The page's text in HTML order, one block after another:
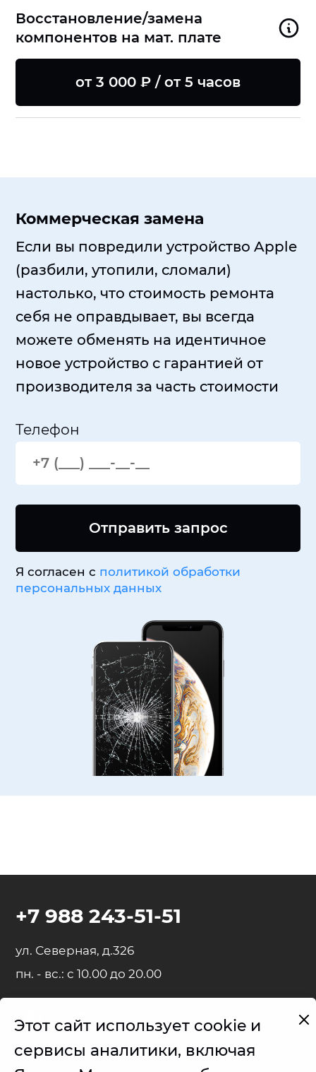
Восстановление/замена
компонентов на мат. плате
от 3 000 ₽ / от 5 часов
Коммерческая замена
Если вы повредили устройство Apple
(разбили, утопили, сломали)
настолько, что стоимость ремонта
себя не оправдывает, вы всегда
можете обменять на идентичное
новое устройство с гарантией от
производителя за часть стоимости
Телефон
Отправить запрос
Я согласен с политикой обработки
персональных данных
ул. Северная, д.326
пн. - вс.: с 10.00 до 20.00
+7 988 243-51-51
правомерной информационной и описательной целью.
Этот сайт использует cookie и
сервисы аналитики, включая